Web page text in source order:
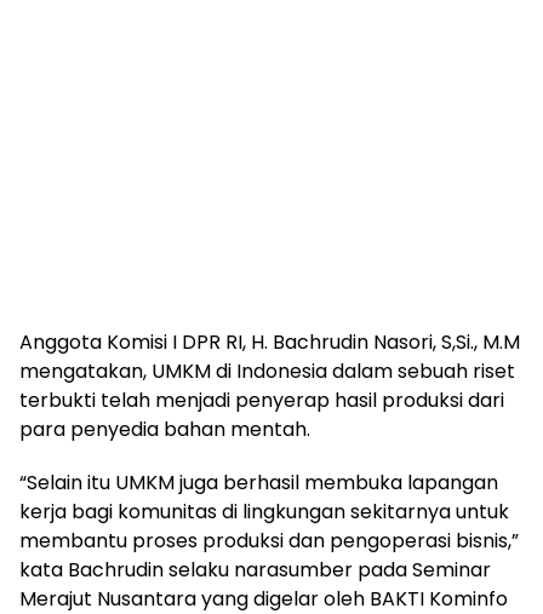
Anggota Komisi I DPR RI, H. Bachrudin Nasori, S,Si., M.M
mengatakan, UMKM di Indonesia dalam sebuah riset
terbukti telah menjadi penyerap hasil produksi dari
para penyedia bahan mentah.
“Selain itu UMKM juga berhasil membuka lapangan
kerja bagi komunitas di lingkungan sekitarnya untuk
membantu proses produksi dan pengoperasi bisnis,”
kata Bachrudin selaku narasumber pada Seminar
Merajut Nusantara yang digelar oleh BAKTI Kominfo